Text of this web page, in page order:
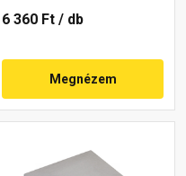
6 360 Ft / db
Megnézem